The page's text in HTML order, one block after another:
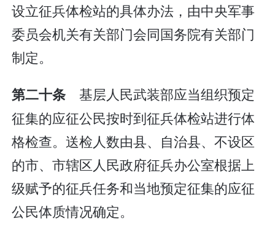
设立征兵体检站的具体办法，由中央军事
委员会机关有关部门会同国务院有关部门
制定。
第二十条 基层人民武装部应当组织预定
征集的应征公民按时到征兵体检站进行体
格检查。送检人数由县、自治县、不设区
的市、市辖区人民政府征兵办公室根据上
级赋予的征兵任务和当地预定征集的应征
公民体质情况确定。